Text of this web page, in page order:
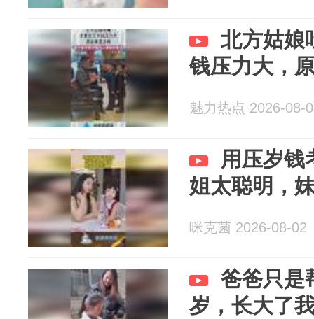
北方姑娘
钱压力大，
魅力热点 2026-08-
用压岁钱
姐太聪明，
咪克菌 2026-08-02
爸爸只是
岁，长大了